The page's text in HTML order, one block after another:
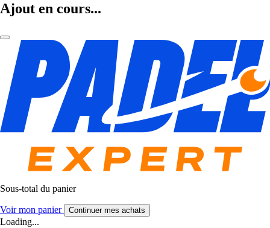
Ajout en cours...
Sous-total du panier
Voir mon panier Continuer mes achats
Loading...